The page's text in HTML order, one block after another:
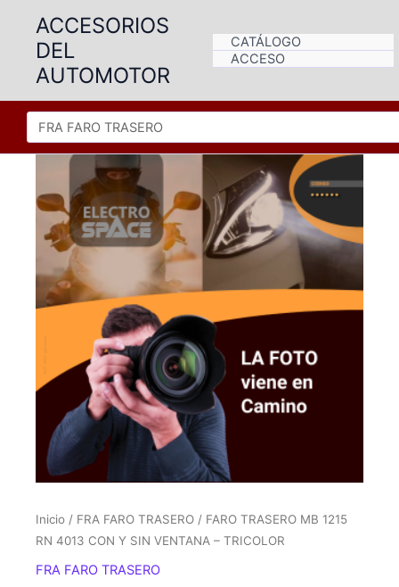
contenido
ACCESORIOS
DEL
AUTOMOTOR
CATÁLOGO
ACCESO
Inicio / FRA FARO TRASERO / FARO TRASERO MB 1215
RN 4013 CON Y SIN VENTANA – TRICOLOR
FRA FARO TRASERO